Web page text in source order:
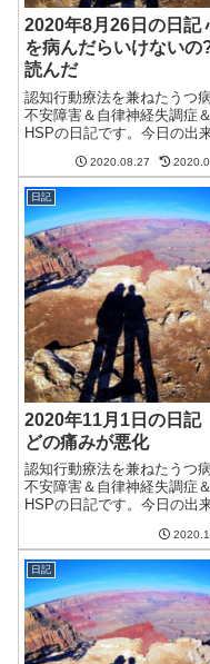
2020年8月26日の日記
を病んだらいけないの
読んだ
認知行動療法を兼ねたうつ
不安障害＆自律神経失調症＆
HSPの日記です。今日の出来
涼しくならないのは体にも
もこたえる。明日は雨が降
うだが、晴れたり降ったり
安定な天気らしい。それは
いやな奴。。。朝...
2020.08.27
日記
2020年11月1日の日
どの痛みが悪化
認知行動療法を兼ねたうつ
不安障害＆自律神経失調症＆
HSPの日記です。今日の出
も多く、秋晴れというわけ
ない。明日からは雨になる
で、ちょっと憂鬱。喉が痛
状が続いていたが、さらに
してしまった。当...
日記